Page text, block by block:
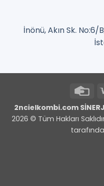
İnönü, Akın Sk.
2ncielkombi.com
2026 © Tüm Hakları